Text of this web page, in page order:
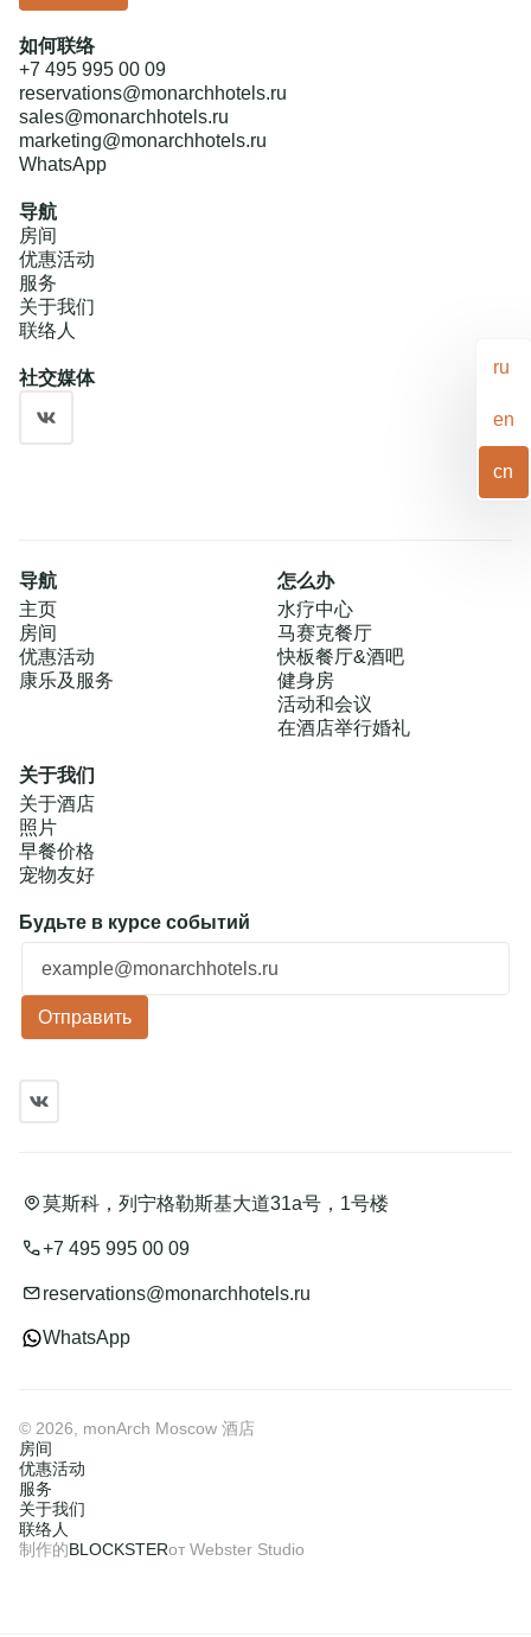
如何联络
+7 495 995 00 09
reservations@monarchhotels.ru
sales@monarchhotels.ru
marketing@monarchhotels.ru
WhatsApp
导航
房间
优惠活动
服务
关于我们
联络人
社交媒体
странице.
接受所有
更多
导航
主页
房间
优惠活动
康乐及服务
怎么办
水疗中心
马赛克餐厅
快板餐厅&酒吧
健身房
活动和会议
在酒店举行婚礼
关于我们
关于酒店
照片
早餐价格
宠物友好
Будьте в курсе событий
Ошибка заполнения
Отправить
莫斯科，列宁格勒斯基大道31a号，1号楼
+7 495 995 00 09
reservations@monarchhotels.ru
WhatsApp
© 2026, monArch Moscow 酒店
房间
优惠活动
服务
关于我们
联络人
制作的BLOCKSTERот Webster Studio
ru
en
cn